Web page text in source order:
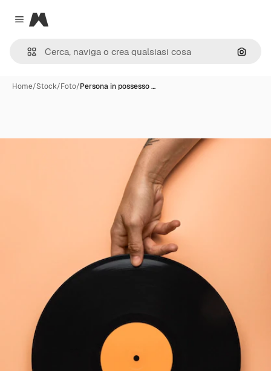
Close menu
Magnific
Cerca
Home/Stock/Foto/Persona in possesso …